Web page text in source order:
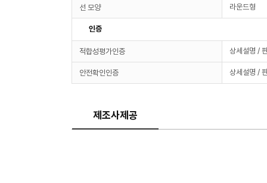
선 모양 라운드형
인증
적합성평가인증 상세설명 /
안전확인인증 상세설명 /
제조사제공